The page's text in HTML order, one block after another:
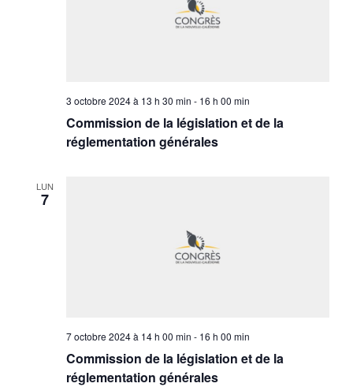
Commission de la législation et de la
réglementation générales
3 octobre 2024 à 13 h 30 min - 16 h 00 min
LUN
7
Commission de la législation et de la
réglementation générales
7 octobre 2024 à 14 h 00 min - 16 h 00 min